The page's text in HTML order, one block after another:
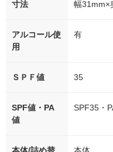
寸法 幅31mm×
アルコール使
用
有
ＳＰＦ値 35
SPF値・PA
値
SPF35・